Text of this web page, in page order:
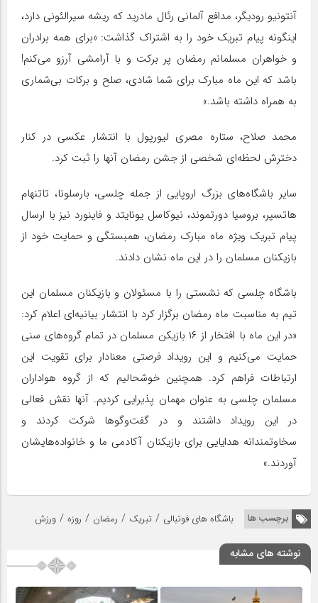
آنتونیو رودیگر، مدافع آلمانی رئال مادرید که ریشه سیرالئونی دارد،
اینگونه پیام تبریک خود را به اشتراک گذاشت: «برای همه برادران
و خواهران مسلمانم رمضان پر برکت و با آرامشی آرزو می‌کنم!
باشد که این ماه مبارک برای شما شادی، صلح و برکات بی‌شماری
به همراه داشته باشد.»
محمد صلاح، ستاره مصری لیورپول با انتشار عکسی در کنار
دخترش لحظه‌ای شخصی از جشن رمضان آنها را ثبت کرد.
سایر باشگاه‌های بزرگ اروپایی از جمله چلسی، بارسلونا، تاتنهام
هاتسپر، بروسیا دورتموند، نیوکاسل یونایتد و فاینورد نیز با ارسال
پیام تبریک ویژه ماه مبارک رمضان، همبستگی و حمایت خود از
بازیکنان مسلمان را در این ماه نشان دادند.
باشگاه چلسی که نشستی را با مسئولان و بازیکنان مسلمان این
تیم به مناسبت ماه رمضان برگزار کرد با انتشار بیانیه‌ای اعلام کرد:
«در این ماه با افتخار از ۱۶ بازیکن مسلمان در تمام گروه‌های سنی
حمایت می‌کنیم و این رویداد فرصتی معنادار برای تقویت این
ارتباطات فراهم کرد. همچنین خوشحالیم که از گروه هواداران
مسلمان چلسی به عنوان مهمان پذیرایی کردیم. آنها نقش فعالی
در این رویداد داشتند و در گفت‌وگوها شرکت کردند و
سخاوتمندانه هدایایی برای بازیکنان آکادمی ما و خانواده‌هایشان
آوردند.»
برچسب ها باشگاه های فوتبالی / تبریک / رمضان / روزه / ورزش
نوشته های مشابه